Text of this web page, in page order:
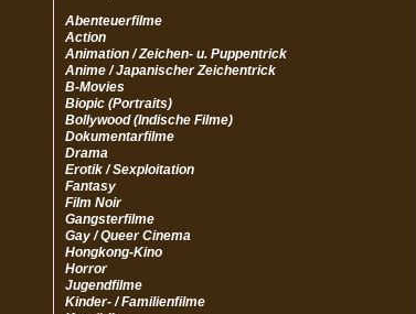
Abenteuerfilme
Action
Animation / Zeichen- u. Puppentrick
Anime / Japanischer Zeichentrick
B-Movies
Biopic (Portraits)
Bollywood (Indische Filme)
Dokumentarfilme
Drama
Erotik / Sexploitation
Fantasy
Film Noir
Gangsterfilme
Gay / Queer Cinema
Hongkong-Kino
Horror
Jugendfilme
Kinder- / Familienfilme